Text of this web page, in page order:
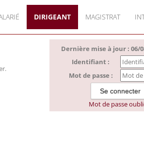
DIRIGEANT MAGISTRAT
Dernière mise à jour : 06/
Identifiant :
Mot de passe :
Mot de passe